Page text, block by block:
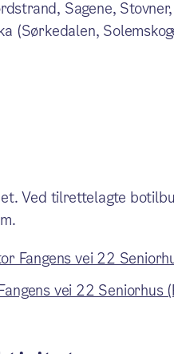
Sagene,
(Sørkedalen,
Ved tilrettelagte
Fangens vei 22
vei 22 Seniorhus